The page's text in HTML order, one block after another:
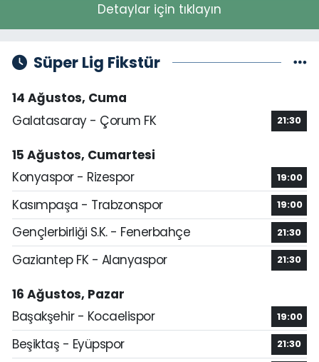
Detaylar için tıklayın
Süper Lig Fikstür
14 Ağustos, Cuma
Galatasaray - Çorum FK
21:30
15 Ağustos, Cumartesi
Konyaspor - Rizespor
19:00
Kasımpaşa - Trabzonspor 19:00
Gençlerbirliği S.K. - Fenerbahçe 21:30
Gaziantep FK - Alanyaspor 21:30
16 Ağustos, Pazar
Başakşehir - Kocaelispor
19:00
Beşiktaş - Eyüpspor 21:30